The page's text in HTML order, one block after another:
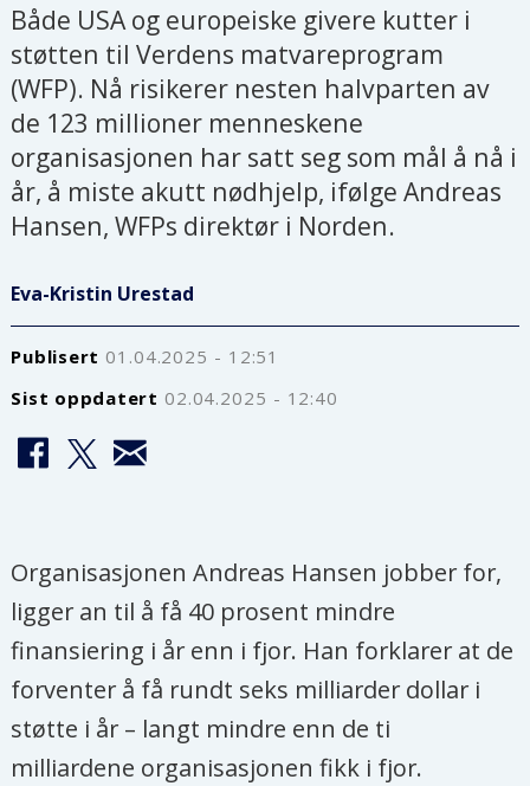
Både USA og europeiske givere kutter i
støtten til Verdens matvareprogram
(WFP). Nå risikerer nesten halvparten av
de 123 millioner menneskene
organisasjonen har satt seg som mål å nå i
år, å miste akutt nødhjelp, ifølge Andreas
Hansen, WFPs direktør i Norden.
Eva-Kristin Urestad
Publisert
01.04.2025 - 12:51
Sist oppdatert
02.04.2025 - 12:40
Organisasjonen Andreas Hansen jobber for,
ligger an til å få 40 prosent mindre
finansiering i år enn i fjor. Han forklarer at de
forventer å få rundt seks milliarder dollar i
støtte i år – langt mindre enn de ti
milliardene organisasjonen fikk i fjor.